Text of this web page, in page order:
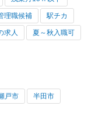
理職候補 駅チカ
求人 夏～秋入職可
戸市 半田市